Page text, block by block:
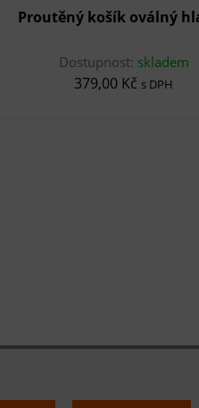
Proutěný košík oválný
Dostupnost: skladem
379,00 Kč s DPH